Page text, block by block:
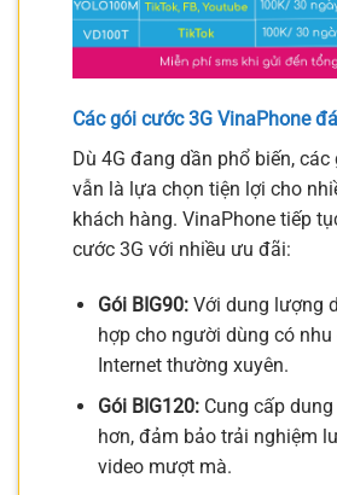
Các gói cước 3G VinaPhone
Dù 4G đang dần phổ biến, các
vẫn là lựa chọn tiện lợi cho
khách hàng. VinaPhone tiếp
cước 3G với nhiều ưu đãi:
Gói BIG90:Với dung lượng
hợp cho người dùng có
Internet thường xuyên.
Gói BIG120:Cung cấp
hơn, đảm bảo trải nghiệm
video mượt mà.